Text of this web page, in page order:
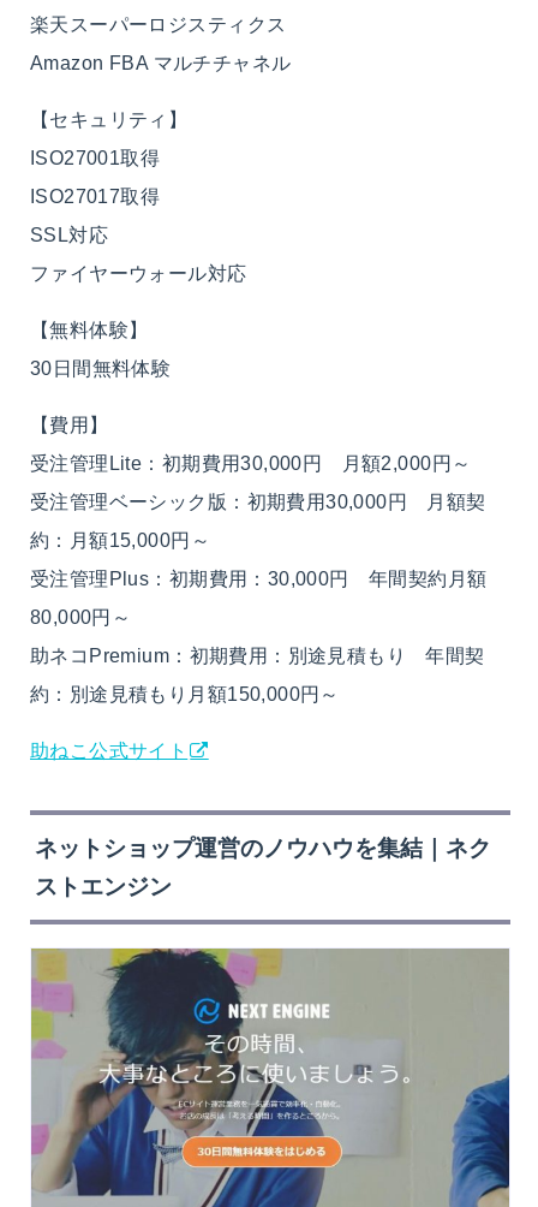
楽天スーパーロジスティクス
Amazon FBA マルチチャネル
【セキュリティ】
ISO27001取得
ISO27017取得
SSL対応
ファイヤーウォール対応
【無料体験】
30日間無料体験
【費用】
受注管理Lite：初期費用30,000円 月額2,000円～
受注管理ベーシック版：初期費用30,000円 月額契
約：月額15,000円～
受注管理Plus：初期費用：30,000円 年間契約月額
80,000円～
助ネコPremium：初期費用：別途見積もり 年間契
約：別途見積もり月額150,000円～
助ねこ公式サイト
ネットショップ運営のノウハウを集結｜ネク
ストエンジン